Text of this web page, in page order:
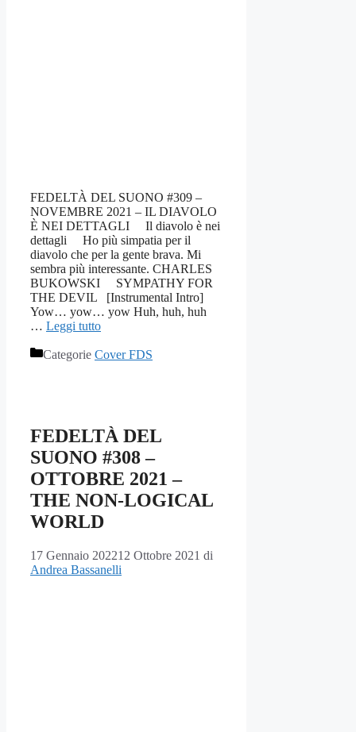
FEDELTÀ DEL SUONO #309 –
NOVEMBRE 2021 – IL DIAVOLO
È NEI DETTAGLI Il diavolo è nei
dettagli Ho più simpatia per il
diavolo che per la gente brava. Mi
sembra più interessante. CHARLES
BUKOWSKI SYMPATHY FOR
THE DEVIL [Instrumental Intro]
Yow… yow… yow Huh, huh, huh
… Leggi tutto
Categorie Cover FDS
FEDELTÀ DEL
SUONO #308 –
OTTOBRE 2021 –
THE NON-LOGICAL
WORLD
17 Gennaio 202212 Ottobre 2021 di
Andrea Bassanelli